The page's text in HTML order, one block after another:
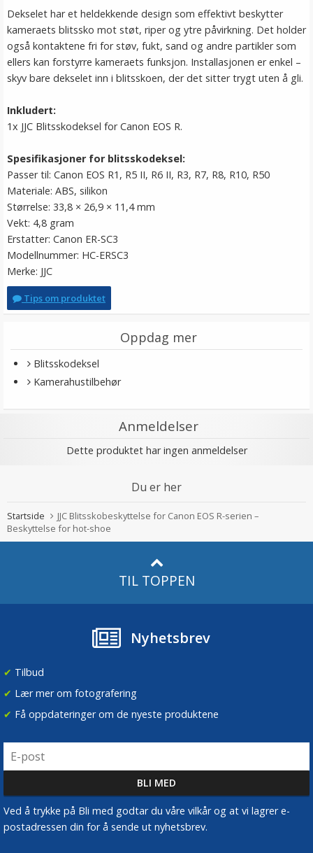
Dekselet har et heldekkende design som effektivt beskytter
kameraets blitssko mot støt, riper og ytre påvirkning. Det holder
også kontaktene fri for støv, fukt, sand og andre partikler som
ellers kan forstyrre kameraets funksjon. Installasjonen er enkel –
skyv bare dekselet inn i blitsskoen, der det sitter trygt uten å gli.
Inkludert:
1x JJC Blitsskodeksel for Canon EOS R.
Spesifikasjoner for blitsskodeksel:
Passer til: Canon EOS R1, R5 II, R6 II, R3, R7, R8, R10, R50
Materiale: ABS, silikon
Størrelse: 33,8 × 26,9 × 11,4 mm
Vekt: 4,8 gram
Erstatter: Canon ER-SC3
Modellnummer: HC-ERSC3
Merke: JJC
Tips om produktet
Oppdag mer
Blitsskodeksel
Kamerahustilbehør
Anmeldelser
Dette produktet har ingen anmeldelser
Du er her
Startside
JJC Blitsskobeskyttelse for Canon EOS R-serien –
Beskyttelse for hot-shoe
TIL TOPPEN
Nyhetsbrev
✔ Tilbud
✔ Lær mer om fotografering
✔ Få oppdateringer om de nyeste produktene
Ved å trykke på Bli med godtar du våre vilkår og at vi lagrer e-
postadressen din for å sende ut nyhetsbrev.